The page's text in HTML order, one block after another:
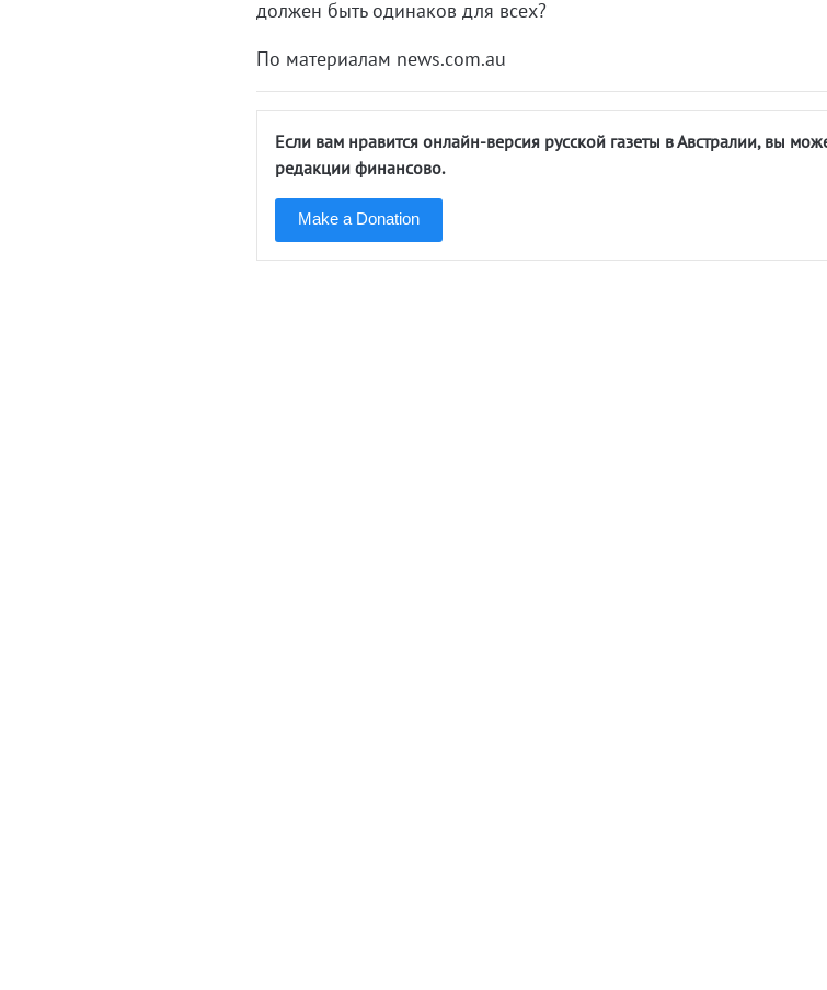
должен быть одинаков для всех?
По материалам news.com.au
Если вам нравится онлайн-версия русской газеты в Австралии, вы
редакции финансово.
Make a Donation